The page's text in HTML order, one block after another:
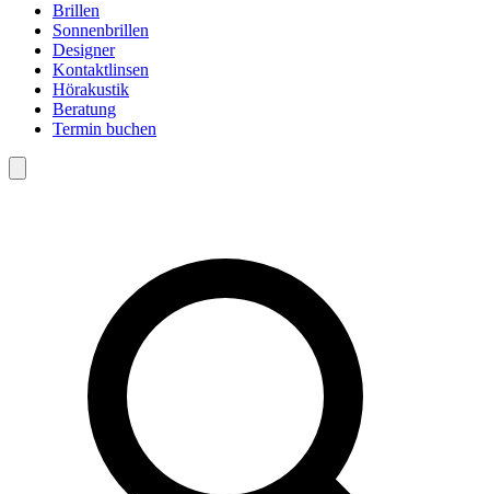
Brillen
Sonnenbrillen
Designer
Kontaktlinsen
Hörakustik
Beratung
Termin buchen